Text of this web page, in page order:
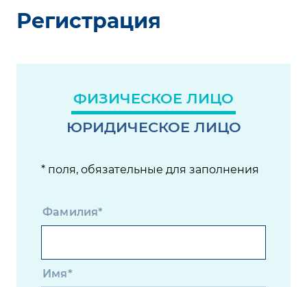
Регистрация
ФИЗИЧЕСКОЕ ЛИЦО
ЮРИДИЧЕСКОЕ ЛИЦО
* поля, обязательные для заполнения
Фамилия*
Имя*